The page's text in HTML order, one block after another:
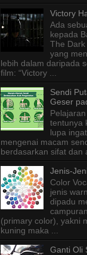
Victory
Ada
kepada
The Dark
yang
lebih dalam daripada
film: “Victory ...
Sendi
Geser
tentunya
lupa
mengenai macam
berdasarkan sifat dan
Jenis-
Color
jenis
dipadu
(primary color), yakni
kuning maka ...
Ganti Oli